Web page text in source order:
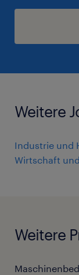
Weitere
Industrie und
Wirtschaft
Weitere